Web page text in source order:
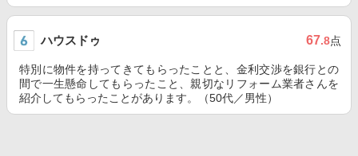
ハウスドゥ 67.8点
特別に物件を持ってきてもらったことと、金利交渉を銀行との
間で一生懸命してもらったこと、親切なリフォーム業者さんを
紹介してもらったことがあります。（50代／男性）